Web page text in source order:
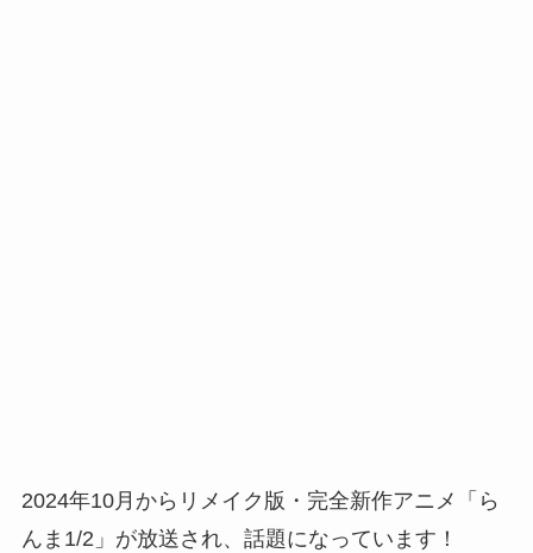
2024年10月からリメイク版・完全新作アニメ「ら
んま1/2」が放送され、話題になっています！